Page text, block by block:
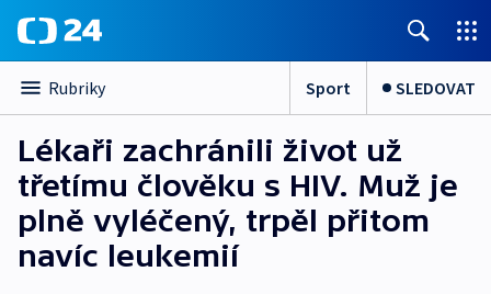
Rubriky Sport SLEDOVAT
Lékaři zachránili život už
třetímu člověku s HIV. Muž je
plně vyléčený, trpěl přitom
navíc leukemií